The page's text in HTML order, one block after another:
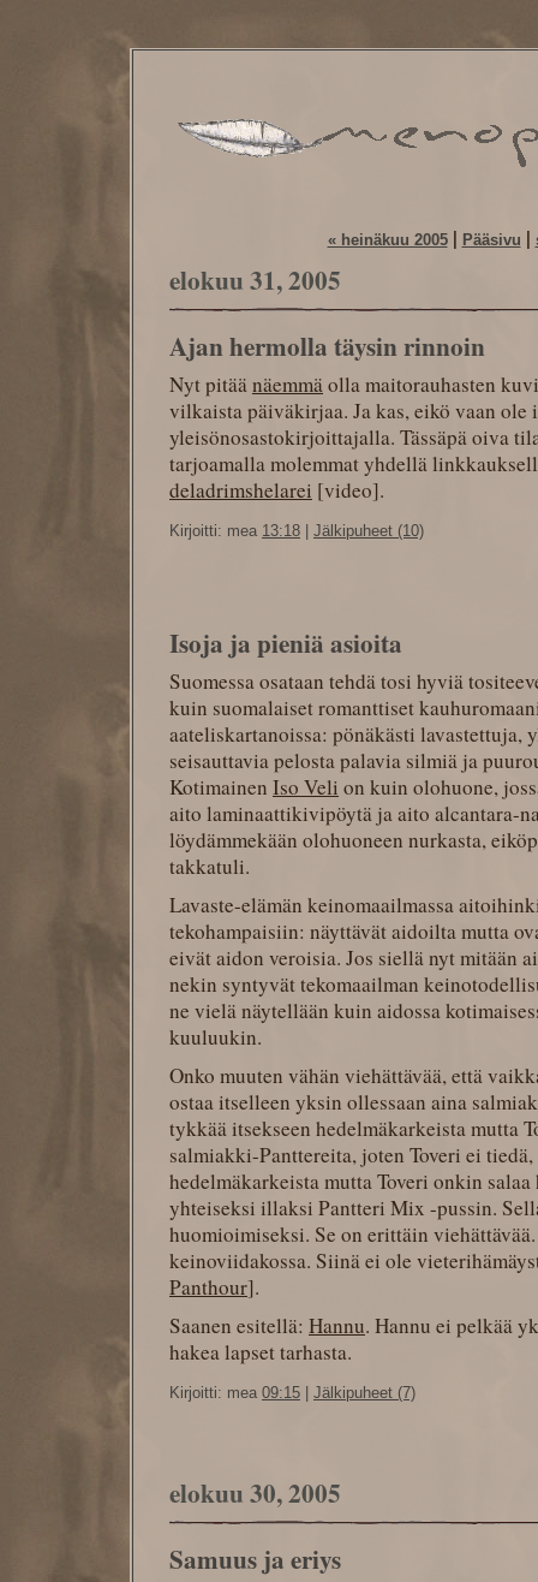
« heinäkuu 2005| Pääsivu |
elokuu 31, 2005
Ajan hermolla täysin rinnoin
Nyt pitäänäemmäolla maitorauhasten
vilkaista päiväkirjaa. Ja kas, eikö vaan
yleisönosastokirjoittajalla. Tässäpä oiva
tarjoamalla molemmat yhdellä
deladrimshelarei [video].
Kirjoitti: mea 13:18 Jälkipuheet (10)
Isoja ja pieniä asioita
Suomessa osataan tehdä tosi hyviä
kuin suomalaiset romanttiset
aateliskartanoissa: pönäkästi lavastettuja,
seisauttavia pelosta palavia silmiä ja
Kotimainen Iso Veli on kuin olohuone,
aito laminaattikivipöytä ja aito alcantara-
löydämmekään olohuoneen nurkasta,
takkatuli.
Lavaste-elämän keinomaailmassa
tekohampaisiin: näyttävät aidoilta mutta
eivät aidon veroisia. Jos siellä nyt mitään
nekin syntyvät tekomaailman
ne vielä näytellään kuin aidossa
kuuluukin.
Onko muuten vähän viehättävää, että
ostaa itselleen yksin ollessaan aina
tykkää itsekseen hedelmäkarkeista mutta
salmiakki-Panttereita, joten Toveri ei
hedelmäkarkeista mutta Toveri onkin
yhteiseksi illaksi Pantteri Mix -pussin.
huomioimiseksi. Se on erittäin
keinoviidakossa. Siinä ei ole
Panthour].
Saanen esitellä: Hannu. Hannu ei pelkää
hakea lapset tarhasta.
Kirjoitti: mea 09:15 | Jälkipuheet (7)
elokuu 30, 2005
Samuus ja eriys